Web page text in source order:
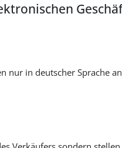
nur in deutscher Sprache